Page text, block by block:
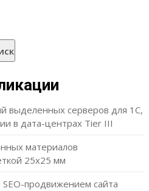
выделенных серверов для 1С,
в дата-центрах Tier III
материалов
25х25 мм
продвижением сайта